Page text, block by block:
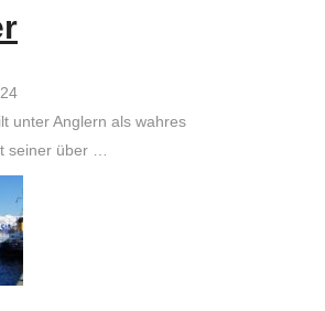
unter Anglern als wahres
seiner über …